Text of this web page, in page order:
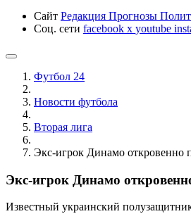
Сайт Редакция Прогнозы
Соц. сети facebook x youtube
Футбол 24
Новости футбола
Вторая лига
Экс-игрок Динамо откровенно
Экс-игрок Динамо
Известный украинский